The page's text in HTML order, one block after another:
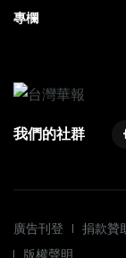
專欄
我們的社群
廣告刊登 捐款贊
版權聲明